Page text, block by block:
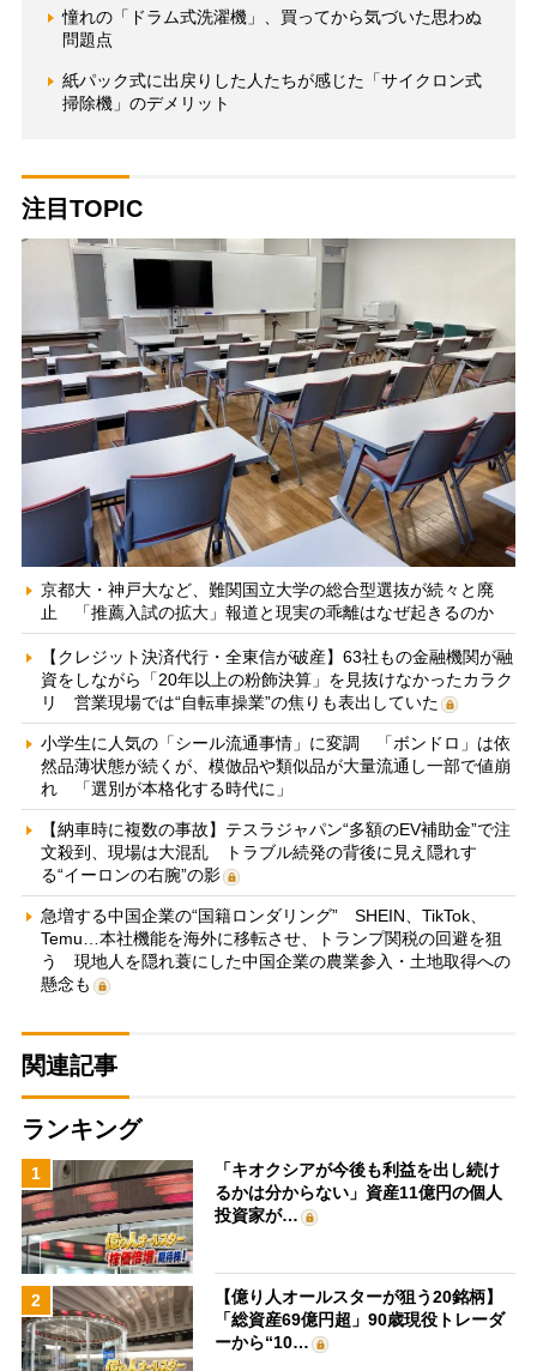
憧れの「ドラム式洗濯機」、買ってから気づいた思わぬ
問題点
紙パック式に出戻りした人たちが感じた「サイクロン式
掃除機」のデメリット
注目TOPIC
京都大・神戸大など、難関国立大学の総合型選抜が続々と廃
止 「推薦入試の拡大」報道と現実の乖離はなぜ起きるのか
【クレジット決済代行・全東信が破産】63社もの金融機関が融
資をしながら「20年以上の粉飾決算」を見抜けなかったカラク
リ 営業現場では“自転車操業”の焦りも表出していた
小学生に人気の「シール流通事情」に変調 「ボンドロ」は依
然品薄状態が続くが、模倣品や類似品が大量流通し一部で値崩
れ 「選別が本格化する時代に」
【納車時に複数の事故】テスラジャパン“多額のEV補助金”で注
文殺到、現場は大混乱 トラブル続発の背後に見え隠れす
る“イーロンの右腕”の影
急増する中国企業の“国籍ロンダリング” SHEIN、TikTok、
Temu…本社機能を海外に移転させ、トランプ関税の回避を狙
う 現地人を隠れ蓑にした中国企業の農業参入・土地取得への
懸念も
関連記事
ランキング
1
「キオクシアが今後も利益を出し続け
るかは分からない」資産11億円の個人
投資家が…
2
【億り人オールスターが狙う20銘柄】
「総資産69億円超」90歳現役トレーダ
ーから“10…